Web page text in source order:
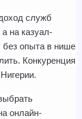
служб
на казуал-
без опыта в нише
Конкуренция
онлайн-